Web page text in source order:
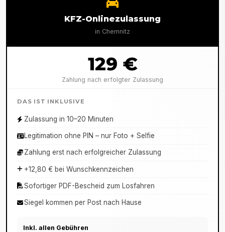
KFZ-Onlinezulassung
in Chemnitz
129 €
Zahlung nach erfolgter Zulassung
DAS IST INKLUSIVE
Zulassung in 10–20 Minuten
Legitimation ohne PIN – nur Foto + Selfie
Zahlung erst nach erfolgreicher Zulassung
+12,80 € bei Wunschkennzeichen
Sofortiger PDF-Bescheid zum Losfahren
Siegel kommen per Post nach Hause
Inkl. allen Gebühren